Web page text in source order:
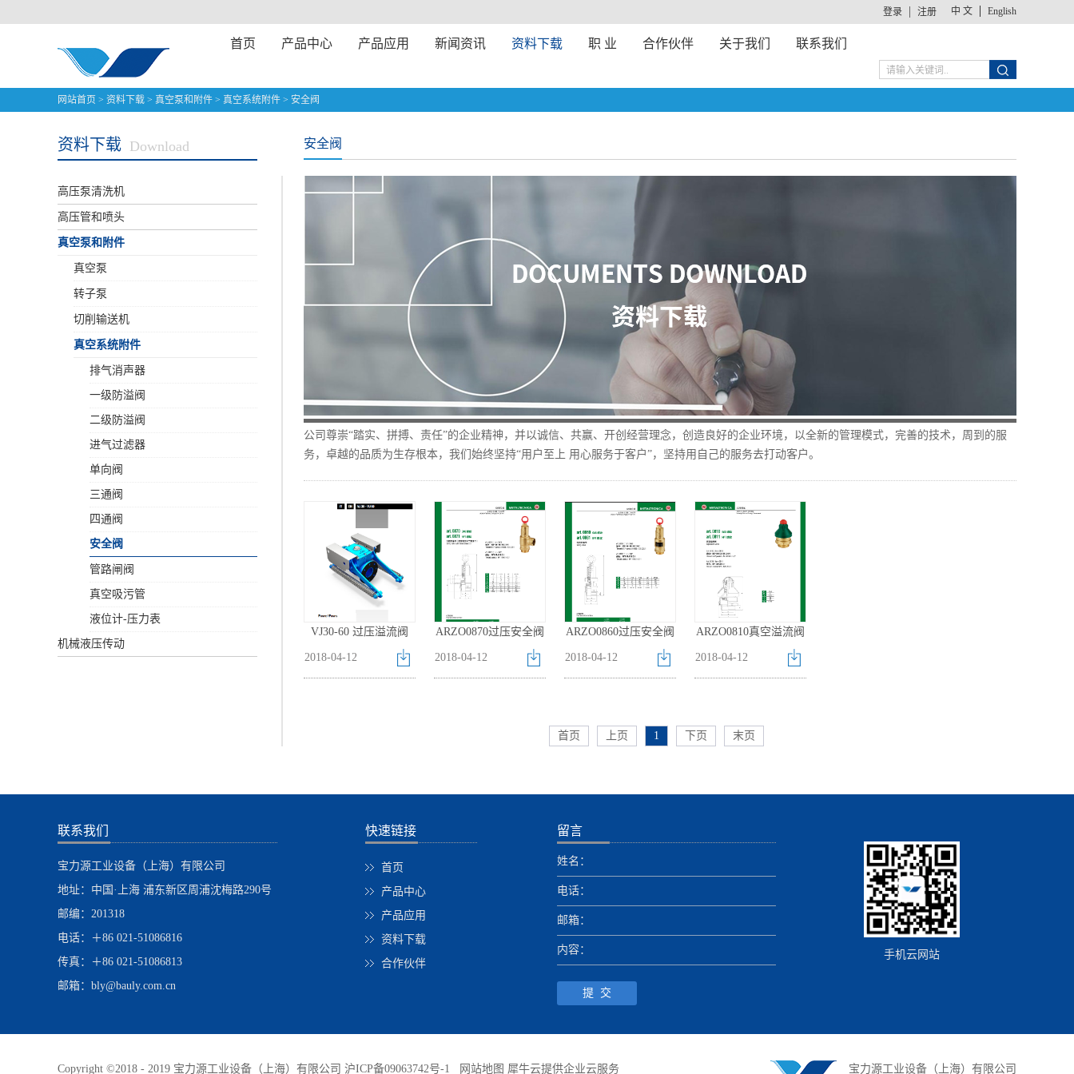
中 文 English
登录 注册
首页 产品中心 产品应用 新闻资讯 资料下载 职 业 合作伙伴 关于我们 联系我们
网站首页 > 资料下载 > 真空泵和附件 > 真空系统附件 > 安全阀
资料下载 Download
高压泵清洗机
高压管和喷头
真空泵和附件
真空泵
转子泵
切削输送机
真空系统附件
排气消声器
一级防溢阀
二级防溢阀
进气过滤器
单向阀
三通阀
四通阀
安全阀
管路闸阀
真空吸污管
液位计-压力表
机械液压传动
安全阀
公司尊崇“踏实、拼搏、责任”的企业精神，并以诚信、共赢、开创经营理念，创造良好的企业环境，以全新的管理模式，完善的技术，周到的服
务，卓越的品质为生存根本，我们始终坚持“用户至上 用心服务于客户”，坚持用自己的服务去打动客户。
VJ30-60 过压溢流阀
2018-04-12
ARZO0870过压安全阀
2018-04-12
ARZO0860过压安全阀
2018-04-12
ARZO0810真空溢流阀
2018-04-12
首页 上页 1 下页 末页
联系我们
宝力源工业设备（上海）有限公司
地址：中国·上海 浦东新区周浦沈梅路290号
邮编：201318
电话：＋86 021-51086816
传真：＋86 021-51086813
邮箱：bly@bauly.com.cn
快速链接
首页
产品中心
产品应用
资料下载
合作伙伴
留言
姓名：
电话：
邮箱：
内容： 手机云网站
Copyright ©2018 - 2019 宝力源工业设备（上海）有限公司 沪ICP备09063742号-1 网站地图 犀牛云提供企业云服务 宝力源工业设备（上海）有限公司